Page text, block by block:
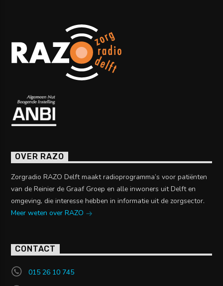
OVER RAZO
Zorgradio RAZO Delft maakt radioprogramma’s voor patiënten
van de Reinier de Graaf Groep en alle inwoners uit Delft en
omgeving, die interesse hebben in informatie uit de zorgsector.
Meer weten over RAZO
CONTACT
015 26 10 745